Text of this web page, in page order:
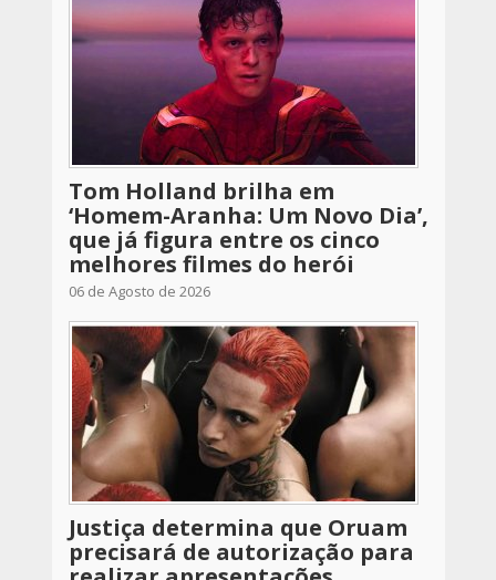
Tom Holland brilha em
‘Homem-Aranha: Um Novo Dia’,
que já figura entre os cinco
melhores filmes do herói
06 de Agosto de 2026
Justiça determina que Oruam
precisará de autorização para